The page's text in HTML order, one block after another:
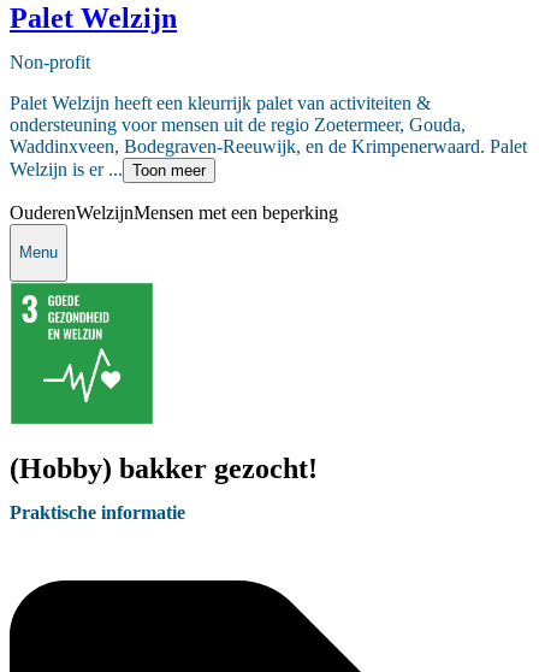
Palet Welzijn
Non-profit
Palet Welzijn heeft een kleurrijk palet van activiteiten &
ondersteuning voor mensen uit de regio Zoetermeer, Gouda,
Waddinxveen, Bodegraven-Reeuwijk, en de Krimpenerwaard. Palet
Welzijn is er ... Toon meer
OuderenWelzijnMensen met een beperking
Menu
(Hobby) bakker gezocht!
Praktische informatie